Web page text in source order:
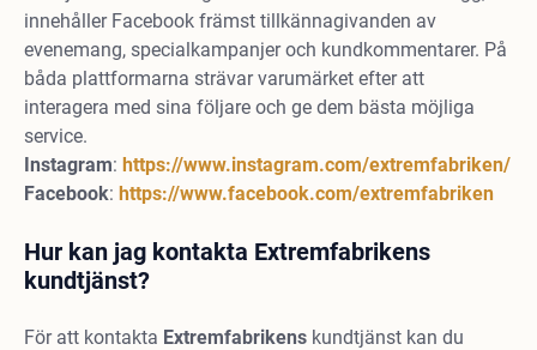
innehåller Facebook främst tillkännagivanden av
evenemang, specialkampanjer och kundkommentarer. På
båda plattformarna strävar varumärket efter att
interagera med sina följare och ge dem bästa möjliga
service.
Instagram: https://www.instagram.com/extremfabriken/
Facebook: https://www.facebook.com/extremfabriken
Hur kan jag kontakta Extremfabrikens
kundtjänst?
För att kontakta Extremfabrikens kundtjänst kan du